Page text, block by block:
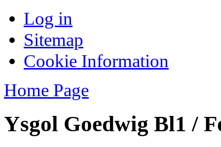
Log in
Sitemap
Cookie Information
Home Page
Ysgol Goedwig Bl1 /